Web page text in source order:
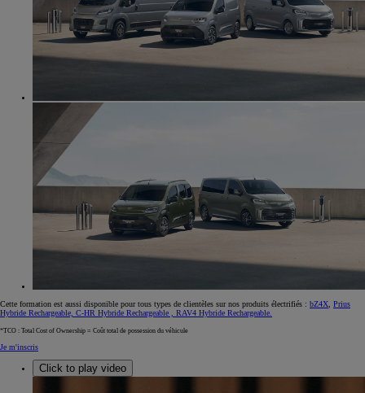
Cette formation est aussi disponible pour tous types de clientèles sur nos produits électrifiés : bZ4X Prius
Hybride Rechargeable, C-HR Hybride Rechargeable , RAV4 Hybride Rechargeable.
*TCO : Total Cost of Ownership = Coût total de possession du véhicule
Je m'inscris
Click to play video